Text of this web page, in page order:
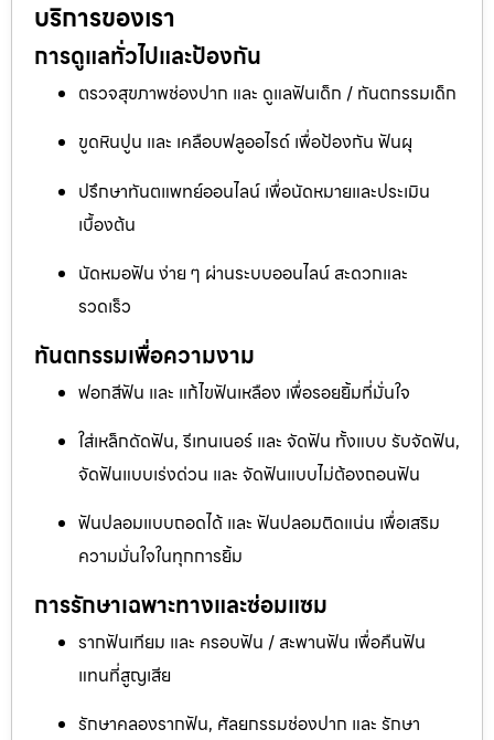
บริการของเรา
การดูแลทั่วไปและป้องกัน
ตรวจสุขภาพช่องปาก และ ดูแลฟันเด็ก / ทันตกรรมเด็ก
ขูดหินปูน และ เคลือบฟลูออไรด์ เพื่อป้องกัน ฟันผุ
ปรึกษาทันตแพทย์ออนไลน์ เพื่อนัดหมายและประเมิน
เบื้องต้น
นัดหมอฟัน ง่าย ๆ ผ่านระบบออนไลน์ สะดวกและ
รวดเร็ว
ทันตกรรมเพื่อความงาม
ฟอกสีฟัน และ แก้ไขฟันเหลือง เพื่อรอยยิ้มที่มั่นใจ
ใส่เหล็กดัดฟัน, รีเทนเนอร์ และ จัดฟัน ทั้งแบบ รับจัดฟัน,
จัดฟันแบบเร่งด่วน และ จัดฟันแบบไม่ต้องถอนฟัน
ฟันปลอมแบบถอดได้ และ ฟันปลอมติดแน่น เพื่อเสริม
ความมั่นใจในทุกการยิ้ม
การรักษาเฉพาะทางและซ่อมแซม
รากฟันเทียม และ ครอบฟัน / สะพานฟัน เพื่อคืนฟัน
แทนที่สูญเสีย
รักษาคลองรากฟัน, ศัลยกรรมช่องปาก และ รักษา